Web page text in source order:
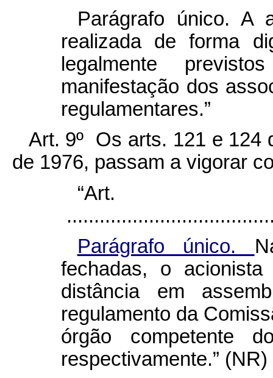
Parágrafo único. A
realizada de forma
legalmente
manifestação dos
regulamentares.”
Art. 9º Os arts. 121 e 124
de 1976, passam a vigorar
Parágrafo único.
fechadas, o
distância em
regulamento da
órgão competente
respectivamente.” (NR)